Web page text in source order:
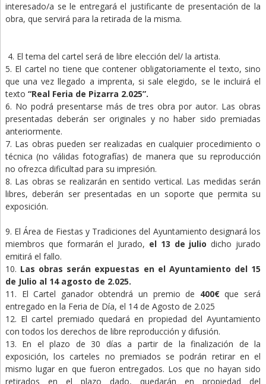
interesado/a se le entregará el justificante de presentación de la
obra, que servirá para la retirada de la misma.
4. El tema del cartel será de libre elección del/ la artista.
5. El cartel no tiene que contener obligatoriamente el texto, sino
que una vez llegado a imprenta, si sale elegido, se le incluirá el
texto “Real Feria de Pizarra 2.025”.
6. No podrá presentarse más de tres obra por autor. Las obras
presentadas deberán ser originales y no haber sido premiadas
anteriormente.
7. Las obras pueden ser realizadas en cualquier procedimiento o
técnica (no válidas fotografías) de manera que su reproducción
no ofrezca dificultad para su impresión.
8. Las obras se realizarán en sentido vertical. Las medidas serán
libres, deberán ser presentadas en un soporte que permita su
exposición.
9. El Área de Fiestas y Tradiciones del Ayuntamiento designará los
miembros que formarán el Jurado, el 13 de julio dicho jurado
emitirá el fallo.
10. Las obras serán expuestas en el Ayuntamiento del 15
de Julio al 14 agosto de 2.025.
11. El Cartel ganador obtendrá un premio de 400€que será
entregado en la Feria de Día, el 14 de Agosto de 2.025
12. El cartel premiado quedará en propiedad del Ayuntamiento
con todos los derechos de libre reproducción y difusión.
13. En el plazo de 30 días a partir de la finalización de la
exposición, los carteles no premiados se podrán retirar en el
mismo lugar en que fueron entregados. Los que no hayan sido
retirados en el plazo dado, quedarán en propiedad del